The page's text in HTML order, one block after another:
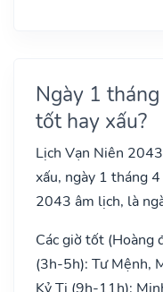
Ngày 1
tốt hay xấu?
Lịch Vạn Niên
xấu, ngày 1 tháng
2043 âm lịch, là
Các giờ tốt (Hoàng
(3h-5h): Tư Mệnh,